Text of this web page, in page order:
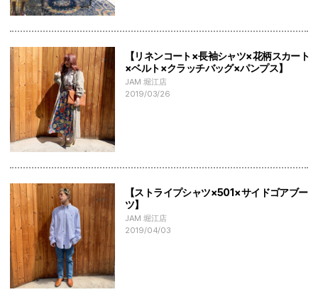
【リネンコート×長袖シャツ×花柄スカート
×ベルト×クラッチバッグ×パンプス】
JAM 堀江店
2019/03/26
【ストライプシャツ×501×サイドゴアブー
ツ】
JAM 堀江店
2019/04/03